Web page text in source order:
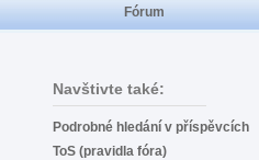
Navštivte také:
Podrobné hledání v příspěvcích
ToS (pravidla fóra)
Fórum